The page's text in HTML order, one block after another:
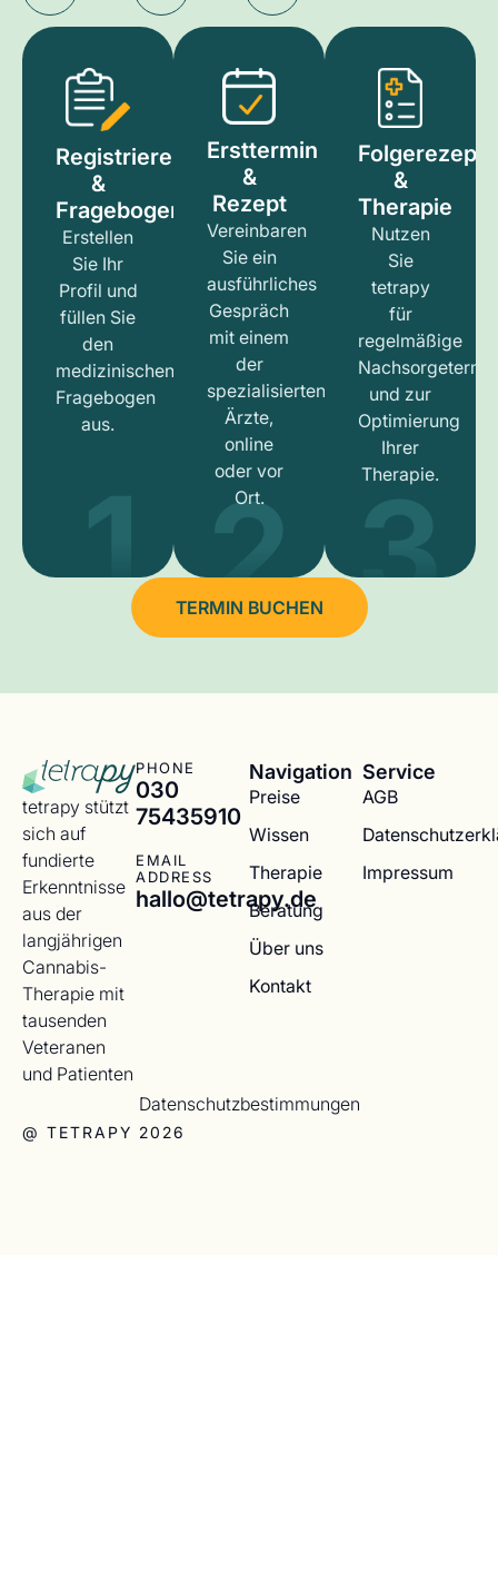
Registrieren
&
Fragebogen
Erstellen
Sie Ihr
Profil und
füllen Sie
den
medizinischen
Fragebogen
aus.
1
Ersttermin
&
Rezept
Vereinbaren
Sie ein
ausführliches
Gespräch
mit einem
der
spezialisierten
Ärzte,
online
oder vor
Ort.
2
Folgerezept
&
Therapie
Nutzen
Sie
tetrapy
für
regelmäßige
und zur
Optimierung
Ihrer
Therapie.
3
TERMIN BUCHEN
tetrapy stützt
sich auf
fundierte
Erkenntnisse
aus der
langjährigen
Cannabis-
Therapie mit
tausenden
Veteranen
und Patienten
PHONE
030
75435910
EMAIL
ADDRESS
hallo@tetrapy.de
Navigation
Preise
Wissen
Therapie
Beratung
Über uns
Kontakt
Service
AGB
Impressum
@ TETRAPY 2026
Datenschutzbestimmungen